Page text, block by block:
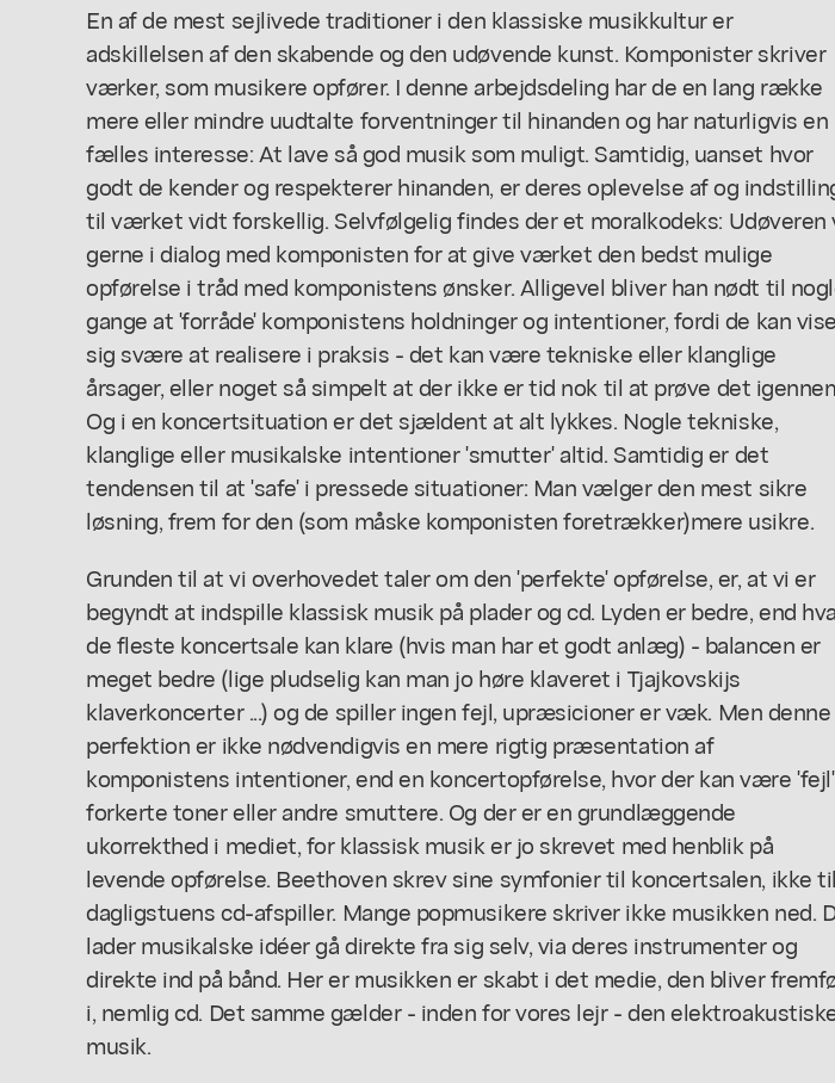
En af de mest sejlivede traditioner i den klassiske musikkultur er
adskillelsen af den skabende og den udøvende kunst. Komponister skriver
værker, som musikere opfører. I denne arbejdsdeling har de en lang række
mere eller mindre uudtalte forventninger til hinanden og har naturligvis en
fælles interesse: At lave så god musik som muligt. Samtidig, uanset hvor
godt de kender og respekterer hinanden, er deres oplevelse af og
til værket vidt forskellig. Selvfølgelig findes der et moralkodeks: Udøveren
gerne i dialog med komponisten for at give værket den bedst mulige
opførelse i tråd med komponistens ønsker. Alligevel bliver han nødt til
gange at 'forråde' komponistens holdninger og intentioner, fordi de kan vise
sig svære at realisere i praksis - det kan være tekniske eller klanglige
årsager, eller noget så simpelt at der ikke er tid nok til at prøve det
Og i en koncertsituation er det sjældent at alt lykkes. Nogle tekniske,
klanglige eller musikalske intentioner 'smutter' altid. Samtidig er det
tendensen til at 'safe' i pressede situationer: Man vælger den mest sikre
løsning, frem for den (som måske komponisten foretrækker)mere usikre.
Grunden til at vi overhovedet taler om den 'perfekte' opførelse, er, at vi er
begyndt at indspille klassisk musik på plader og cd. Lyden er bedre, end
de fleste koncertsale kan klare (hvis man har et godt anlæg) - balancen er
meget bedre (lige pludselig kan man jo høre klaveret i Tjajkovskijs
klaverkoncerter ...) og de spiller ingen fejl, upræsicioner er væk. Men denne
perfektion er ikke nødvendigvis en mere rigtig præsentation af
komponistens intentioner, end en koncertopførelse, hvor der kan være
forkerte toner eller andre smuttere. Og der er en grundlæggende
ukorrekthed i mediet, for klassisk musik er jo skrevet med henblik på
levende opførelse. Beethoven skrev sine symfonier til koncertsalen, ikke til
dagligstuens cd-afspiller. Mange popmusikere skriver ikke musikken ned.
lader musikalske idéer gå direkte fra sig selv, via deres instrumenter og
direkte ind på bånd. Her er musikken er skabt i det medie, den bliver
i, nemlig cd. Det samme gælder - inden for vores lejr - den
musik.